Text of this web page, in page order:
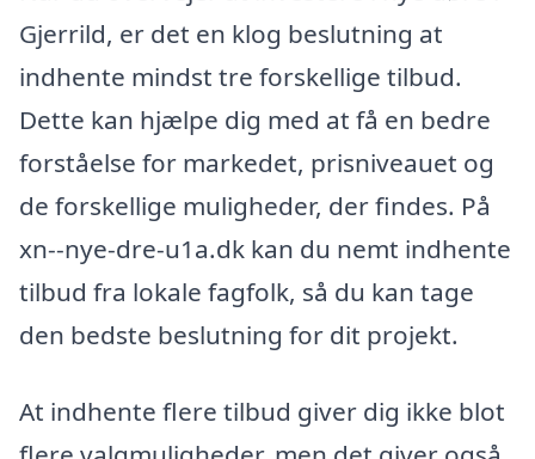
Gjerrild, er det en klog beslutning at
indhente mindst tre forskellige tilbud.
Dette kan hjælpe dig med at få en bedre
forståelse for markedet, prisniveauet og
de forskellige muligheder, der findes. På
xn--nye-dre-u1a.dk kan du nemt indhente
tilbud fra lokale fagfolk, så du kan tage
den bedste beslutning for dit projekt.
At indhente flere tilbud giver dig ikke blot